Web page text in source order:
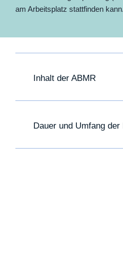
am Arbeitsplatz stattfinden kann.
Inhalt der ABMR
Dauer und Umfang